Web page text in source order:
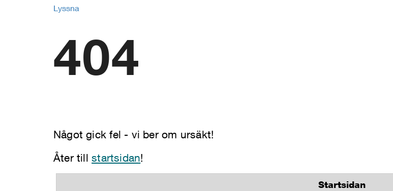
Lyssna
404
Något gick fel - vi ber om ursäkt!
Åter tillstartsidan!
Startsidan